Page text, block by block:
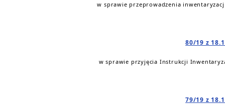
w sprawie przeprowadzenia
80/19 z
w sprawie przyjęcia Instrukcji
79/19 z